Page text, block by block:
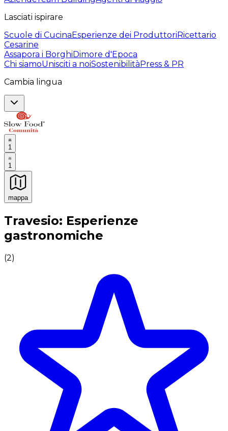
Lasciati ispirare
Scuole di CucinaEsperienze dei ProduttoriRicettario
Cesarine
Assapora i BorghiDimore d'Epoca
Chi siamoUnisciti a noiSostenibilitàPress & PR
Cambia lingua
1
1
mappa
Esperienze culinarie indimenticabili: Esperienze
Travesio: Esperienze
gastronomiche
(2)